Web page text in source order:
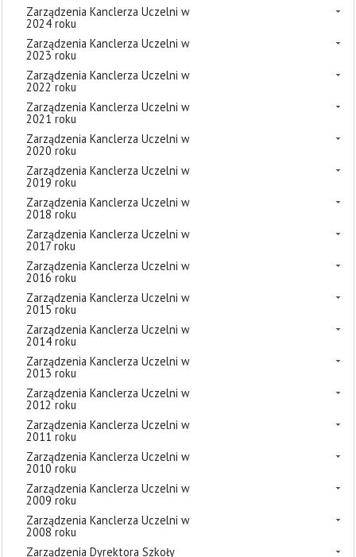
Zarządzenia Kanclerza Uczelni w
2024 roku
Zarządzenia Kanclerza Uczelni w
2023 roku
Zarządzenia Kanclerza Uczelni w
2022 roku
Zarządzenia Kanclerza Uczelni w
2021 roku
Zarządzenia Kanclerza Uczelni w
2020 roku
Zarządzenia Kanclerza Uczelni w
2019 roku
Zarządzenia Kanclerza Uczelni w
2018 roku
Zarządzenia Kanclerza Uczelni w
2017 roku
Zarządzenia Kanclerza Uczelni w
2016 roku
Zarządzenia Kanclerza Uczelni w
2015 roku
Zarządzenia Kanclerza Uczelni w
2014 roku
Zarządzenia Kanclerza Uczelni w
2013 roku
Zarządzenia Kanclerza Uczelni w
2012 roku
Zarządzenia Kanclerza Uczelni w
2011 roku
Zarządzenia Kanclerza Uczelni w
2010 roku
Zarządzenia Kanclerza Uczelni w
2009 roku
Zarządzenia Kanclerza Uczelni w
2008 roku
Zarządzenia Dyrektora Szkoły